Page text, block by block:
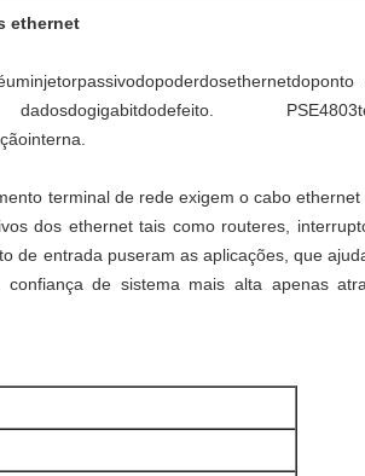
ethernet
terminal de rede exigem o cabo
dos ethernet tais como routeres,
de entrada puseram as aplicações, que
de sistema mais alta apenas